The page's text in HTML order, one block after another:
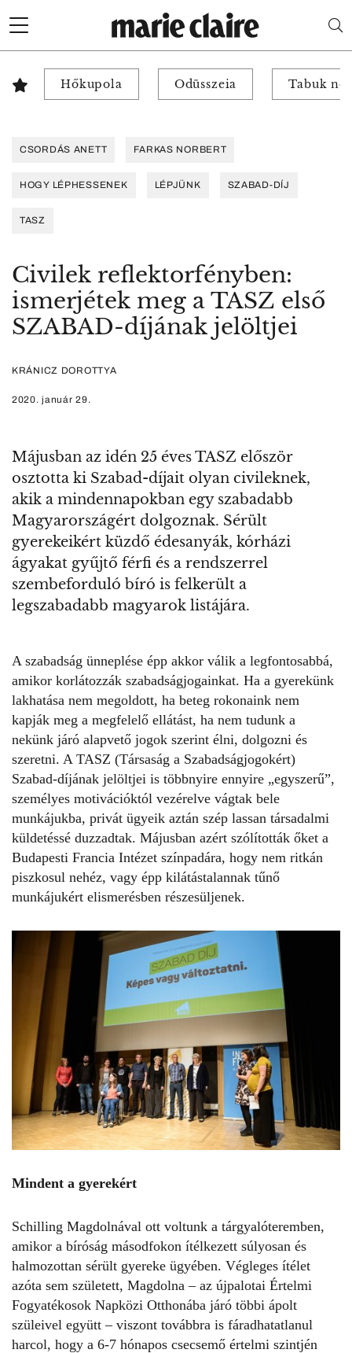
Hőkupola Odüsszeia Tabuk
CSORDÁS ANETT FARKAS NORBERT
HOGY LÉPHESSENEK LÉPJÜNK SZABAD-DÍJ
TASZ
Civilek reflektorfényben:
ismerjétek meg a TASZ első
SZABAD-díjának jelöltjei
KRÁNICZ DOROTTYA
2020. január 29.
Májusban az idén 25 éves TASZ először
osztotta ki Szabad-díjait olyan civileknek,
akik a mindennapokban egy szabadabb
Magyarországért dolgoznak. Sérült
gyerekeikért küzdő édesanyák, kórházi
ágyakat gyűjtő férfi és a rendszerrel
szembeforduló bíró is felkerült a
legszabadabb magyarok listájára.
A szabadság ünneplése épp akkor válik a legfontosabbá,
amikor korlátozzák szabadságjogainkat. Ha a gyerekünk
lakhatása nem megoldott, ha beteg rokonaink nem
kapják meg a megfelelő ellátást, ha nem tudunk a
nekünk járó alapvető jogok szerint élni, dolgozni és
szeretni. A TASZ (Társaság a Szabadságjogokért)
Szabad-díjának jelöltjei is többnyire ennyire „egyszerű”,
személyes motivációktól vezérelve vágtak bele
munkájukba, privát ügyeik aztán szép lassan társadalmi
küldetéssé duzzadtak. Májusban azért szólították őket a
Budapesti Francia Intézet színpadára, hogy nem ritkán
piszkosul nehéz, vagy épp kilátástalannak tűnő
munkájukért elismerésben részesüljenek.
Mindent a gyerekért
Schilling Magdolnával ott voltunk a tárgyalóteremben,
amikor a bíróság másodfokon ítélkezett súlyosan és
halmozottan sérült gyereke ügyében. Végleges ítélet
azóta sem született, Magdolna – az újpalotai Értelmi
Fogyatékosok Napközi Otthonába járó többi ápolt
szüleivel együtt – viszont továbbra is fáradhatatlanul
harcol, hogy a 6-7 hónapos csecsemő értelmi szintjén